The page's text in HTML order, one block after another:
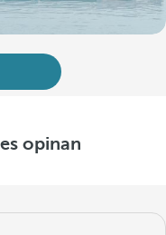
opinan